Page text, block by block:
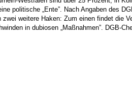
politische „Ente”. Nach Angaben des
weitere Haken: Zum einen findet die
in dubiosen „Maßnahmen”. DGB-